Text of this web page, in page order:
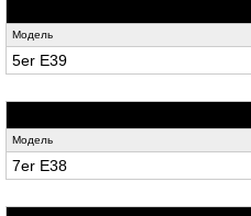
Модель
5er E39
Модель
7er E38